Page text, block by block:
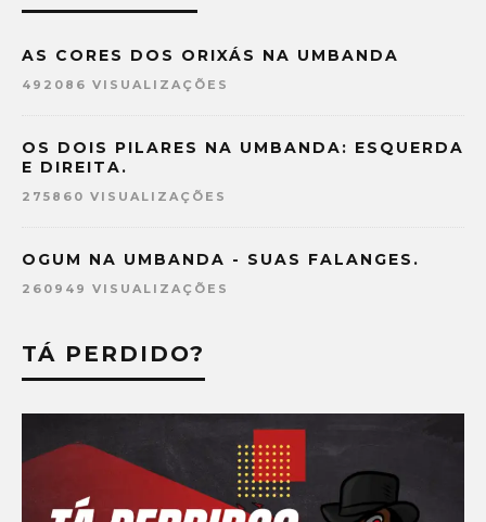
AS CORES DOS ORIXÁS NA UMBANDA
492086 VISUALIZAÇÕES
OS DOIS PILARES NA UMBANDA: ESQUERDA
E DIREITA.
275860 VISUALIZAÇÕES
OGUM NA UMBANDA - SUAS FALANGES.
260949 VISUALIZAÇÕES
TÁ PERDIDO?